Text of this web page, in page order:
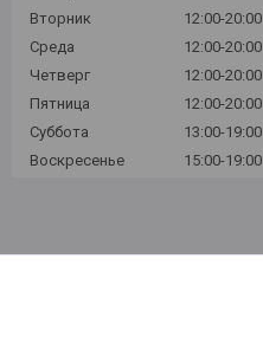
Вторник
12:00-20:00
Среда
12:00-20:00
Четверг
12:00-20:00
Пятница
12:00-20:00
Суббота
13:00-19:00
Воскресенье
15:00-19:00